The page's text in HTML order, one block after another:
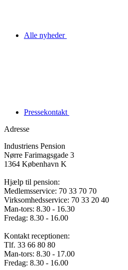
Alle nyheder
Pressekontakt
Adresse
Industriens Pension
Nørre Farimagsgade 3
1364 København K
Hjælp til pension:
Medlemsservice: 70 33 70 70
Virksomhedsservice: 70 33 20 40
Man-tors: 8.30 - 16.30
Fredag: 8.30 - 16.00
Kontakt receptionen:
Tlf. 33 66 80 80
Man-tors: 8.30 - 17.00
Fredag: 8.30 - 16.00